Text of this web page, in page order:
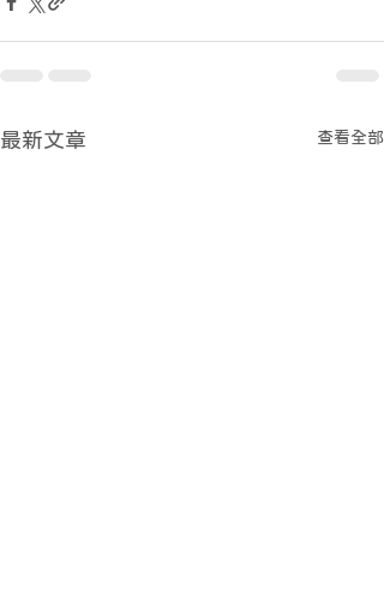
最新文章 查看全部